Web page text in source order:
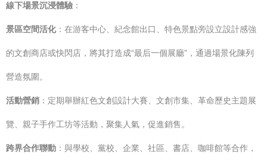
線下場景沉浸體驗 ：
景區空間活化：在游客中心、紀念館出口、特色景點旁設立設計感強
的文創商店或快閃店，將其打造成“最后一個展廳”，通過場景化陳列
營造氛圍。
活動營銷 ：定期舉辦紅色文創設計大賽、文創市集、革命歷史主題展
覽、親子手作工坊等活動，聚集人氣，促進銷售。
跨界合作聯動 ：與學校、黨校、企業、社區、書店、咖啡館等合作，